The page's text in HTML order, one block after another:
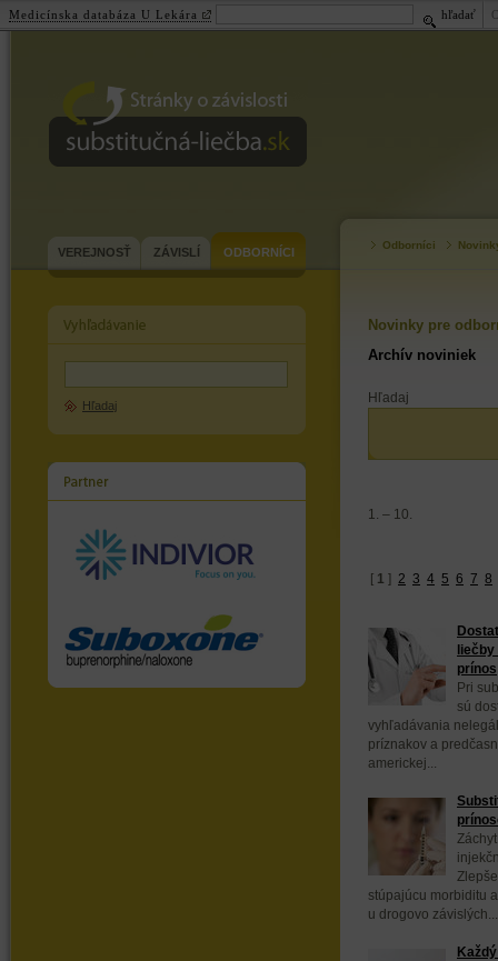
substitučná-liečba.sk
VEREJNOSŤ ZÁVISLÍ ODBORNÍCI
Hľadaj
Odborníci
Novinky pre
Archív noviniek
Hľadaj
1. – 10.
[ 1 ] 2 3 4 5 6 7 8
liečby
prínos
Pri
sú
vyhľadávania
príznakov a
americkej...
stúpajúcu morbiditu
u drogovo závislých...
Medicínska databáza U Lekára hľadať